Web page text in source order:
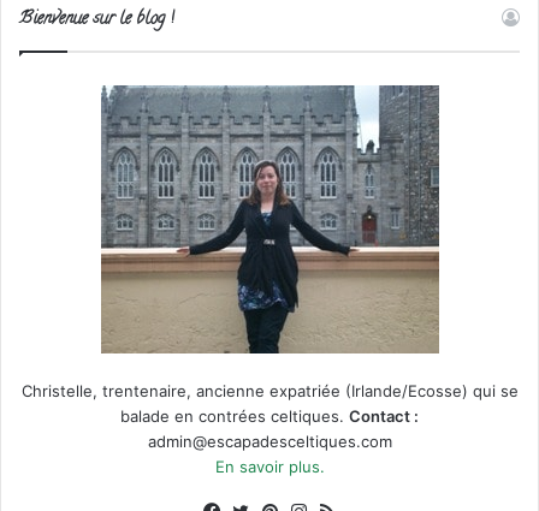
Bienvenue sur le blog !
Christelle, trentenaire, ancienne expatriée (Irlande/Ecosse) qui se
balade en contrées celtiques. Contact :
admin@escapadesceltiques.com
En savoir plus.